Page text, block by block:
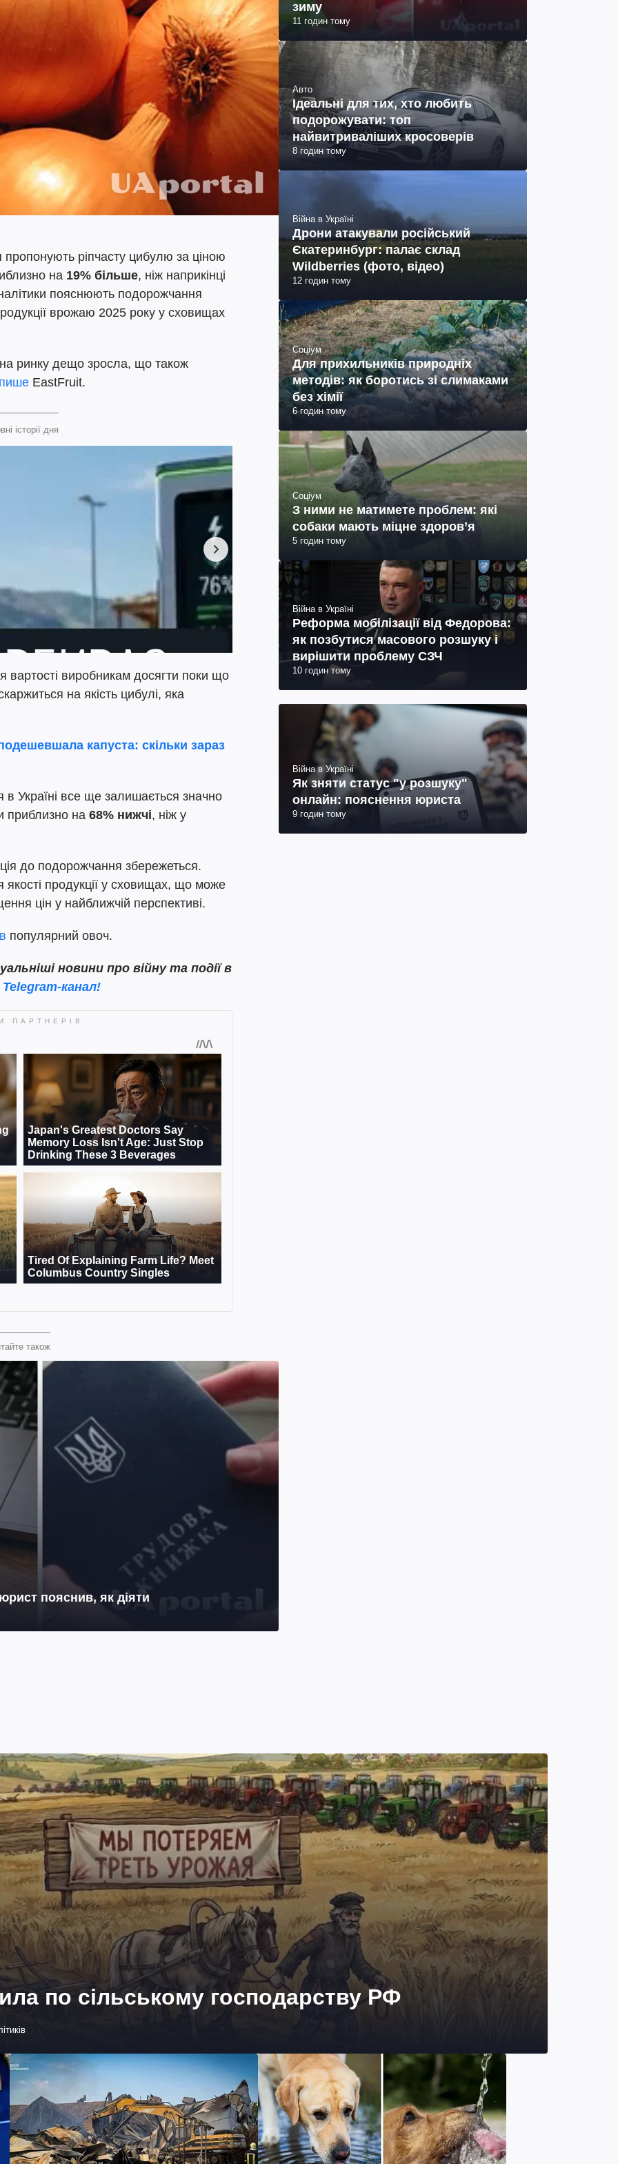
пропонують ріпчасту цибулю за ціною
на 19% більше, ніж наприкінці
пояснюють подорожчання
врожаю 2025 року у сховищах
на ринку дещо зросла, що також
EastFruit.
історії дня
вартості виробникам досягти поки що
на якість цибулі, яка
капуста: скільки зараз
Україні все ще залишається значно
приблизно на 68% нижчі, ніж у
до подорожчання збережеться.
продукції у сховищах, що може
цін у найближчій перспективі.
популярний овоч.
новини про війну та події в
канал!
також
пояснив, як діяти
зиму
11 годин тому
Авто
Ідеальні для тих, хто любить
подорожувати: топ
найвитриваліших кросоверів
8 годин тому
Війна в Україні
Дрони атакували російський
Єкатеринбург: палає склад
Wildberries (фото, відео)
12 годин тому
Соціум
Для прихильників природніх
методів: як боротись зі слимаками
без хімії
6 годин тому
Соціум
З ними не матимете проблем: які
собаки мають міцне здоров’я
5 годин тому
Війна в Україні
Реформа мобілізації від Федорова:
як позбутися масового розшуку і
вирішити проблему СЗЧ
10 годин тому
Війна в Україні
Як зняти статус "у розшуку"
онлайн: пояснення юриста
9 годин тому
по сільському господарству РФ